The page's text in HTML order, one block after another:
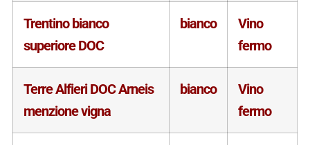
Trentino bianco
superiore DOC
bianco
Vino
fermo
Terre Alfieri DOC Arneis
menzione vigna
bianco
Vino
fermo